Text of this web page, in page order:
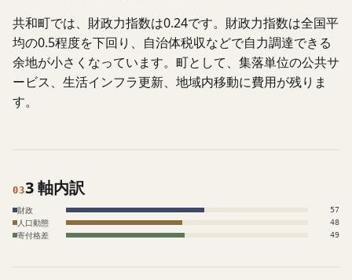
共和町では、財政力指数は0.24です。財政力指数は全国平
均の0.5程度を下回り、自治体税収などで自力調達できる
余地が小さくなっています。町として、集落単位の公共サ
ービス、生活インフラ更新、地域内移動に費用が残りま
す。
033 軸内訳
財政 57
人口動態 48
寄付格差 49